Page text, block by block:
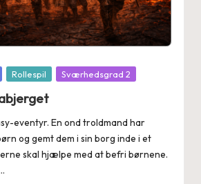
Rollespil Sværhedsgrad 2
eventyr. En ond troldmand har
og gemt dem i sin borg inde i et
skal hjælpe med at befri børnene.